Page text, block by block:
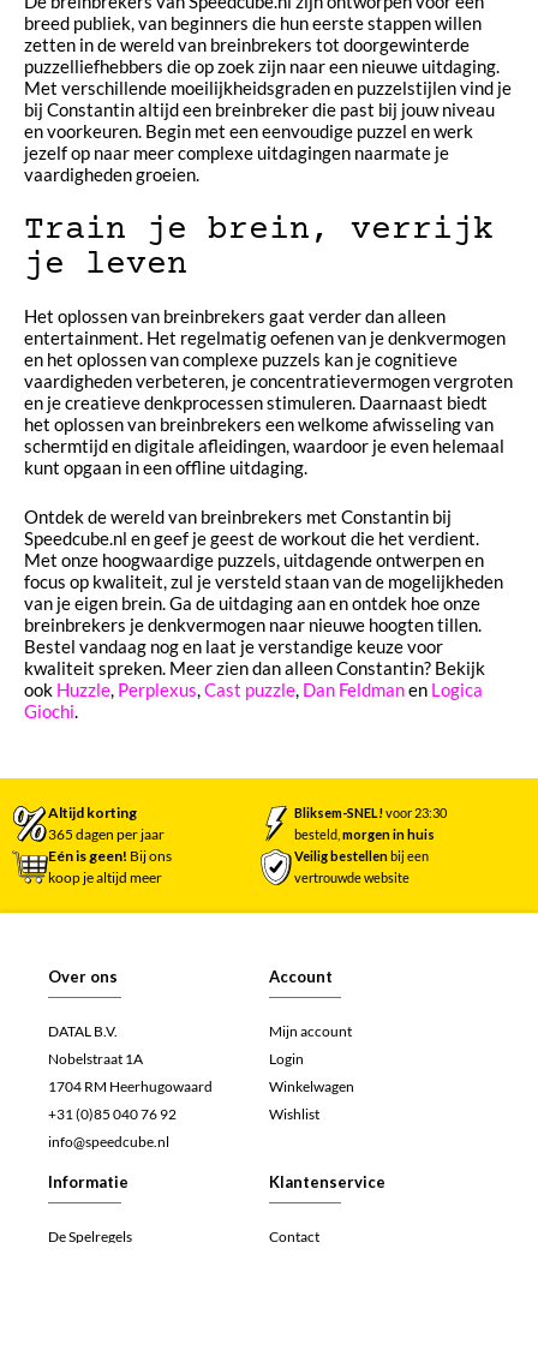
breed publiek, van beginners die hun eerste stappen willen
zetten in de wereld van breinbrekers tot doorgewinterde
puzzelliefhebbers die op zoek zijn naar een nieuwe uitdaging.
Met verschillende moeilijkheidsgraden en puzzelstijlen vind je
bij Constantin altijd een breinbreker die past bij jouw niveau
en voorkeuren. Begin met een eenvoudige puzzel en werk
jezelf op naar meer complexe uitdagingen naarmate je
vaardigheden groeien.
Train je brein, verrijk
je leven
Het oplossen van breinbrekers gaat verder dan alleen
entertainment. Het regelmatig oefenen van je denkvermogen
en het oplossen van complexe puzzels kan je cognitieve
vaardigheden verbeteren, je concentratievermogen vergroten
en je creatieve denkprocessen stimuleren. Daarnaast biedt
het oplossen van breinbrekers een welkome afwisseling van
schermtijd en digitale afleidingen, waardoor je even helemaal
kunt opgaan in een offline uitdaging.
Ontdek de wereld van breinbrekers met Constantin bij
Speedcube.nl en geef je geest de workout die het verdient.
Met onze hoogwaardige puzzels, uitdagende ontwerpen en
focus op kwaliteit, zul je versteld staan van de mogelijkheden
van je eigen brein. Ga de uitdaging aan en ontdek hoe onze
breinbrekers je denkvermogen naar nieuwe hoogten tillen.
Bestel vandaag nog en laat je verstandige keuze voor
kwaliteit spreken. Meer zien dan alleen Constantin? Bekijk
ook Huzzle Perplexus Cast puzzle Dan Feldmanen Logica
Giochi
Altijd korting
365 dagen per jaar
Bliksem-SNEL!voor 23:30
besteld,morgen in huis
Eén is geen! Bij ons
koop je altijd meer
Veilig bestellen bij een
vertrouwde website
Over ons
DATAL B.V.
Nobelstraat 1A
1704 RM Heerhugowaard
+31 (0)85 040 76 92
info@speedcube.nl
Account
Mijn account
Login
Winkelwagen
Wishlist
Informatie
De Spelregels
Klantenservice
Contact